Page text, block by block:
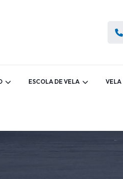
ESCOLA DE VELA VELA